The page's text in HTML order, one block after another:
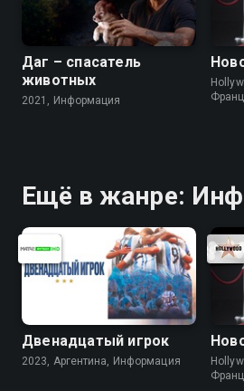
Даг – спасатель
животных
2021, Информация
Ещё в жанре:
Двенадцатый игрок
2023, Аргентина, Информация